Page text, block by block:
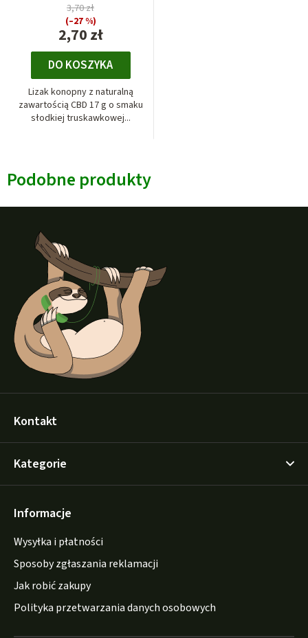
2,70 zł
3,70 zł
(–27 %)
DO KOSZYKA
Lizak konopny z naturalną
zawartością CBD 17 g o smaku
słodkiej truskawkowej...
Podobne produkty
S
Kontakt
Kategorie
Informacje
Wysyłka i płatności
Sposoby zgłaszania reklamacji
Jak robić zakupy
Polityka przetwarzania danych osobowych